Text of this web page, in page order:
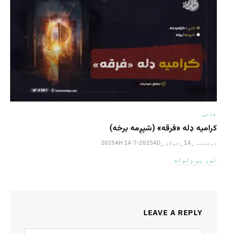
فتنې
کرامیه ډله «فرقه» (شپږمه برخه)
دوشنبه _14 _جولای _2025AH 14-7-2025AD
نور یی ولوله
LEAVE A REPLY